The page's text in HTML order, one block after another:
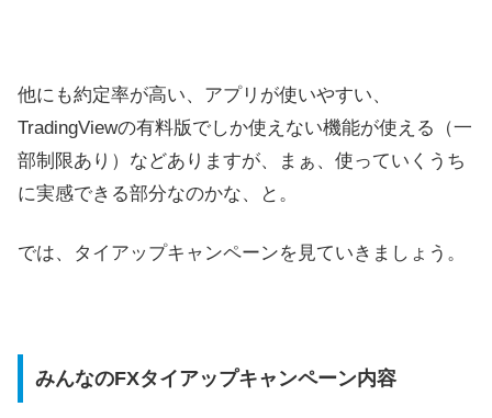
他にも約定率が高い、アプリが使いやすい、
TradingViewの有料版でしか使えない機能が使える（一
部制限あり）などありますが、まぁ、使っていくうち
に実感できる部分なのかな、と。
では、タイアップキャンペーンを見ていきましょう。
みんなのFXタイアップキャンペーン内容